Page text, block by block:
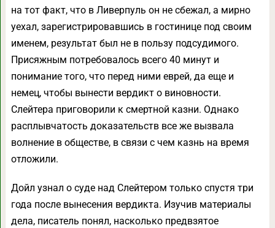
на тот факт, что в Ливерпуль он не сбежал, а мирно
уехал, зарегистрировавшись в гостинице под своим
именем, результат был не в пользу подсудимого.
Присяжным потребовалось всего 40 минут и
понимание того, что перед ними еврей, да еще и
немец, чтобы вынести вердикт о виновности.
Слейтера приговорили к смертной казни. Однако
расплывчатость доказательств все же вызвала
волнение в обществе, в связи с чем казнь на время
отложили.
Дойл узнал о суде над Слейтером только спустя три
года после вынесения вердикта. Изучив материалы
дела, писатель понял, насколько предвзятое